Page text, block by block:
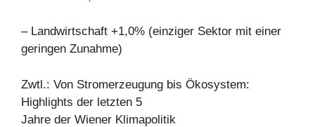
– Landwirtschaft +1,0% (einziger Sektor mit einer
geringen Zunahme)
Zwtl.: Von Stromerzeugung bis Ökosystem:
Highlights der letzten 5
Jahre der Wiener Klimapolitik